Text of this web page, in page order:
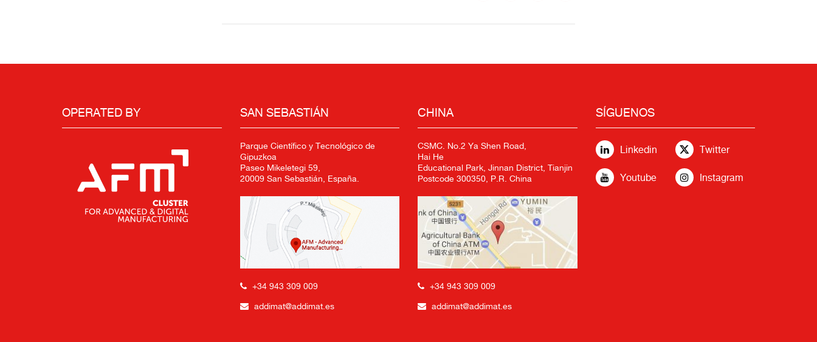
OPERATED BY SAN SEBASTIÁN
Parque Científico y Tecnológico de
Gipuzkoa
Paseo Mikeletegi 59,
20009 San Sebastián, España.
+34 943 309 009
addimat@addimat.es
CHINA
CSMC. No.2 Ya Shen Road,
Hai He
Educational Park, Jinnan District, Tianjin
Postcode 300350, P.R. China
+34 943 309 009
addimat@addimat.es
SÍGUENOS
Linkedin Twitter
Youtube Instagram